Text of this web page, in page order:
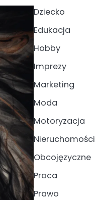
Dziecko
Edukacja
Hobby
Imprezy
Marketing
Moda
Motoryzacja
Nieruchomości
Obcojęzyczne
Praca
Prawo